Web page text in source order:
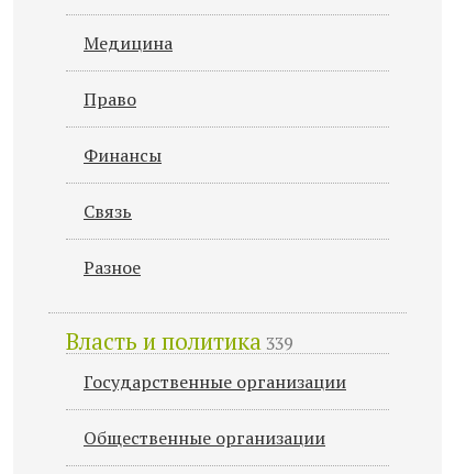
Медицина
Право
Финансы
Связь
Разное
Власть и политика 339
Государственные организации
Общественные организации